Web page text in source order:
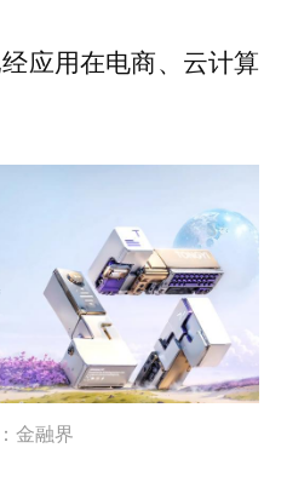
应用在电商、云计算
金融界